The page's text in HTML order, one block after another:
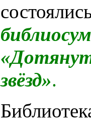
звёзд».
Б